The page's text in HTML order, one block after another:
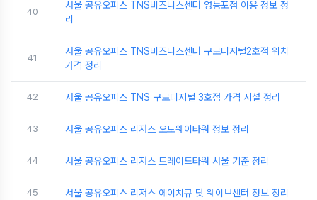
40
서울 공유오피스 TNS비즈니스센터 영등포점 이용 정보 정
리
41
서울 공유오피스 TNS비즈니스센터 구로디지털2호점 위치
가격 정리
42 서울 공유오피스 TNS 구로디지털 3호점 가격 시설 정리
43 서울 공유오피스 리저스 오토웨이타워 정보 정리
44 서울 공유오피스 리저스 트레이드타워 서울 기준 정리
45 서울 공유오피스 리저스 에이치큐 닷 웨이브센터 정보 정리